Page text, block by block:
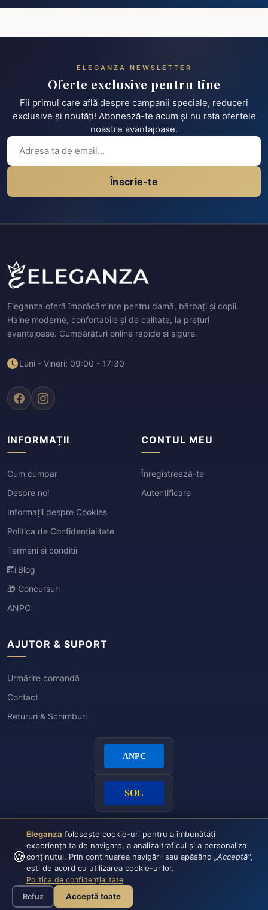
ELEGANZA NEWSLETTER
Oferte exclusive pentru tine
Fii primul care află despre campanii speciale, reduceri
exclusive și noutăți! Abonează-te acum și nu rata ofertele
noastre avantajoase.
Înscrie-te
Eleganza oferă îmbrăcăminte pentru damă, bărbați și copii.
Haine moderne, confortabile și de calitate, la prețuri
avantajoase. Cumpărături online rapide și sigure.
Luni - Vineri: 09:00 - 17:30
INFORMAȚII
Cum cumpar
Despre noi
Informații despre Cookies
Politica de Confidențialitate
Termeni si conditii
Blog
🎁 Concursuri
ANPC
CONTUL MEU
Înregistrează-te
Autentificare
AJUTOR & SUPORT
Urmărire comandă
Contact
Retururi & Schimburi
Plata securizată: VISA
© 2026 Eleganza - Toate drepturile rezervate
🍪
Eleganza folosește cookie-uri pentru a îmbunătăți
experiența ta de navigare, a analiza traficul și a personaliza
conținutul. Prin continuarea navigării sau apăsând „Acceptă",
ești de acord cu utilizarea cookie-urilor.
Politica de confidențialitate
Refuz
Acceptă toate